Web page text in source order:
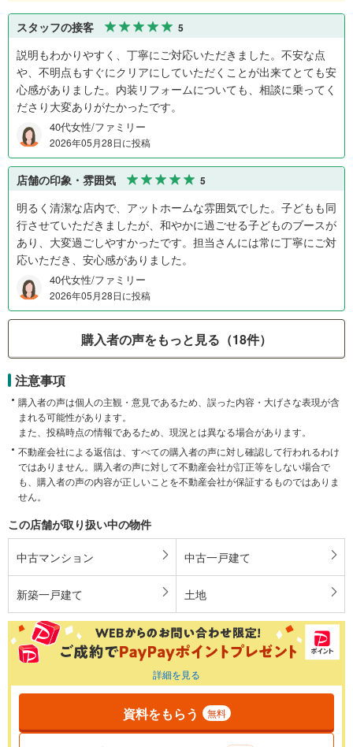
スタッフの接客 5
説明もわかりやすく、丁寧にご対応いただきました。不安な点
や、不明点もすぐにクリアにしていただくことが出来てとても安
心感がありました。内装リフォームについても、相談に乗ってく
ださり大変ありがたかったです。
40代女性/ファミリー
2026年05月28日に投稿
店舗の印象・雰囲気 5
明るく清潔な店内で、アットホームな雰囲気でした。子どもも同
行させていただきましたが、和やかに過ごせる子どものブースが
あり、大変過ごしやすかったです。担当さんには常に丁寧にご対
応いただき、安心感がありました。
40代女性/ファミリー
2026年05月28日に投稿
購入者の声をもっと見る（18件）
注意事項
購入者の声は個人の主観・意見であるため、誤った内容・大げさな表現が含
まれる可能性があります。
また、投稿時点の情報であるため、現況とは異なる場合があります。
不動産会社による返信は、すべての購入者の声に対し確認して行われるわけ
ではありません。購入者の声に対して不動産会社が訂正等をしない場合で
も、購入者の声の内容が正しいことを不動産会社が保証するものではありま
せん。
この店舗が取り扱い中の物件
中古マンション 中古一戸建て
新築一戸建て 土地
詳細を見る
資料をもらう 無料